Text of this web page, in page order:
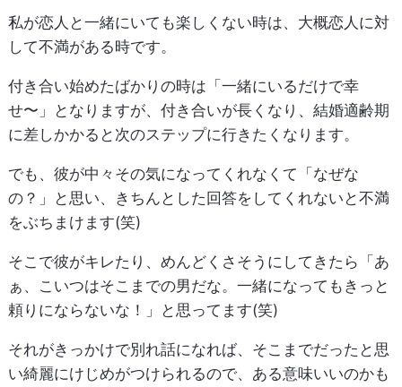
私が恋人と一緒にいても楽しくない時は、大概恋人に対
して不満がある時です。
付き合い始めたばかりの時は「一緒にいるだけで幸
せ〜」となりますが、付き合いが長くなり、結婚適齢期
に差しかかると次のステップに行きたくなります。
でも、彼が中々その気になってくれなくて「なぜな
の？」と思い、きちんとした回答をしてくれないと不満
をぶちまけます(笑)
そこで彼がキレたり、めんどくさそうにしてきたら「あ
ぁ、こいつはそこまでの男だな。一緒になってもきっと
頼りにならないな！」と思ってます(笑)
それがきっかけで別れ話になれば、そこまでだったと思
い綺麗にけじめがつけられるので、ある意味いいのかも